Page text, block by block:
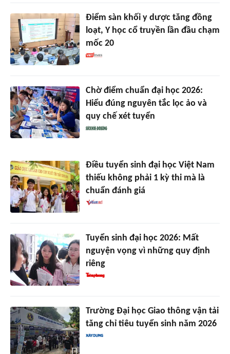
Điểm sàn khối y dược tăng đồng
loạt, Y học cổ truyền lần đầu chạm
mốc 20
Chờ điểm chuẩn đại học 2026:
Hiểu đúng nguyên tắc lọc ảo và
quy chế xét tuyển
Điều tuyển sinh đại học Việt Nam
thiếu không phải 1 kỳ thi mà là
chuẩn đánh giá
Tuyển sinh đại học 2026: Mất
nguyện vọng vì những quy định
riêng
Trường Đại học Giao thông vận tải
tăng chỉ tiêu tuyển sinh năm 2026